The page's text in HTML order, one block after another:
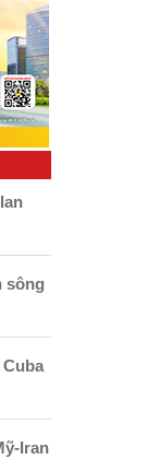
sông
Iran